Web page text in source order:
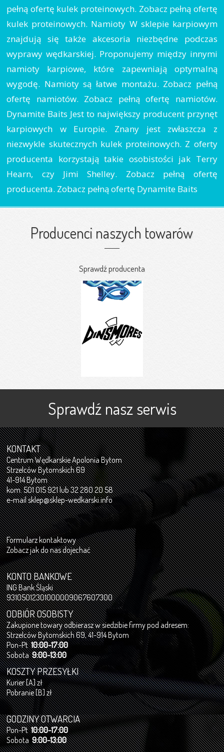
pełną ofertę kulek proteinowych. Zobacz pełną ofertę
kulek proteinowych. Namioty W sklepie karpiowym
znajdują się także akcesoria niezbędne podczas
wyprawy wędkarskiej. Proponujemy między innymi
namioty karpiowe, które zapewniają optymalną
wygodę. Namioty są łatwe montażu. Zobacz pełną
ofertę namiotów. Zobacz pełną ofertę namiotów.
Dynamite Baits Jest to największy producent przynęt
karpiowych w Europie. Znany jest zwłaszcza z
niezwykle skutecznych kulek proteinowych. Z oferty
producenta korzystają takie osobistości jak Terry
Hearn, czy Jimi Shelley. Zobacz pełną ofertę
producenta. Zobacz pełną ofertę Dynamite Baits
Producenci naszych towarów
Sprawdź producenta
Sprawdź nasz serwis
KONTAKT
Centrum Wędkarskie Apolonia Bytom
Strzelców Bytomskich 69
41-914 Bytom
kom. 501 015 921 lub 32 280 20 58
e-mailsklep@sklep-wedkarski.info
Formularz kontaktowy
Zobacz jak do nas dojechać
KONTO BANKOWE
ING Bank Śląski
93105012301000009067607300
ODBIÓR OSOBISTY
Zakupione towary odbierasz w siedzibie firmy pod adresem:
Strzelców Bytomskich 69, 41-914 Bytom
Pon-Pt10:00-17:00
Sobota9:00-13:00
KOSZTY PRZESYŁKI
Kurier [A] zł
Pobranie [B] zł
GODZINY OTWARCIA
Pon-Pt10:00-17:00
Sobota9:00-13:00